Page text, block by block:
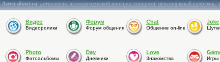
Astro.sibnet.ru:астрология,астрологический прогноз,гороскоп,персональный гороскоп,
Видео
Видеоролики
Форум
Форум общения
Chat
Общение on-line
Joke
Photo
Фотоальбомы
Day
Дневники
Love
Знакомства Игры